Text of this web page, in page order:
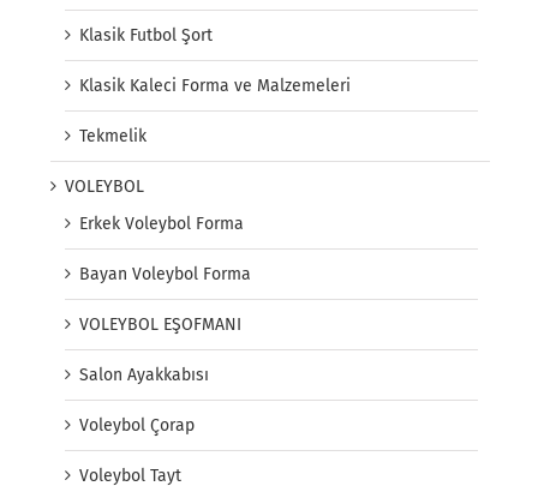
Klasik Futbol Şort
Klasik Kaleci Forma ve Malzemeleri
Tekmelik
VOLEYBOL
Erkek Voleybol Forma
Bayan Voleybol Forma
VOLEYBOL EŞOFMANI
Salon Ayakkabısı
Voleybol Çorap
Voleybol Tayt